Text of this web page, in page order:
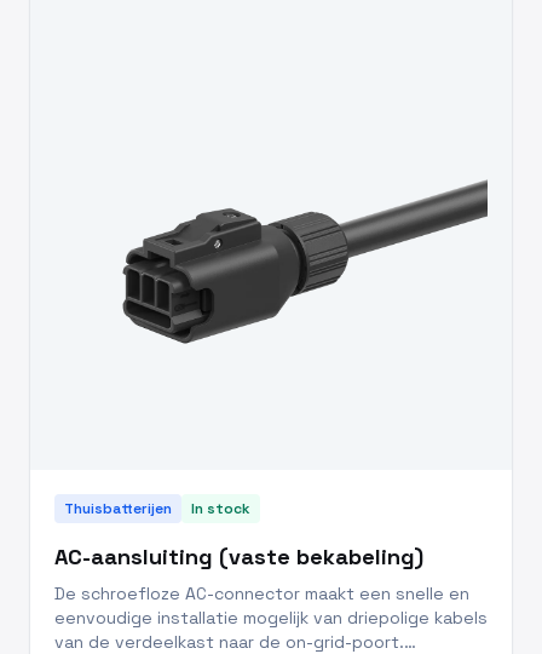
Thuisbatterijen In stock
AC-aansluiting (vaste bekabeling)
De schroefloze AC-connector maakt een snelle en
eenvoudige installatie mogelijk van driepolige kabels
van de verdeelkast naar de on-grid-poort.